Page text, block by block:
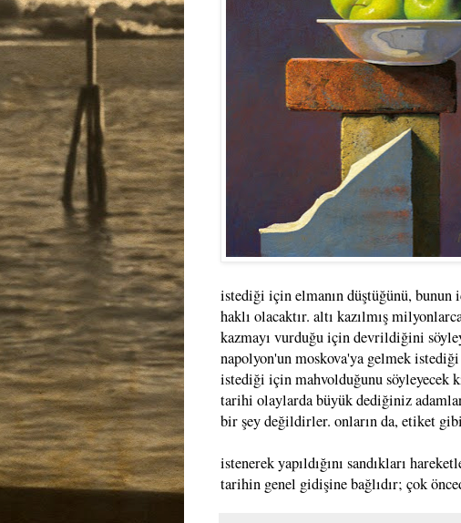
istediği için elmanın düştüğünü,
haklı olacaktır. altı kazılmış
kazmayı vurduğu için devrildiğini
napolyon'un moskova'ya gelmek
istediği için mahvolduğunu söyleyecek
tarihi olaylarda büyük dediğiniz
bir şey değildirler. onların da, etiket
istenerek yapıldığını sandıkları
tarihin genel gidişine bağlıdır; çok